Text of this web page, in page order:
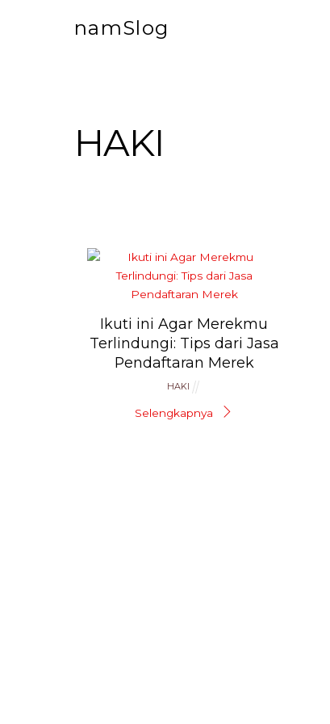
namSlog
HAKI
Ikuti ini Agar Merekmu
Terlindungi: Tips dari Jasa
Pendaftaran Merek
HAKI
Selengkapnya